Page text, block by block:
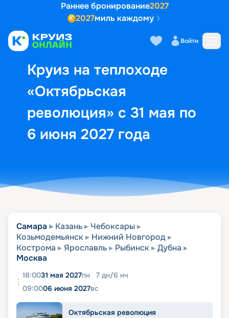
Раннее бронирование2027
2027миль каждому
Войти
Круиз на теплоходе
«Октябрьская
революция» с 31 мая по
6 июня 2027 года
Выбор кают Маршрут и
Самара Казань
Чебоксары
Козьмодемьянск
Нижний Новгород
Кострома
Ярославль Рыбинск
Дубна
Москва
18:0031 мая 2027пн 7 дн/6 нч
09:0006 июня 2027вс
Октябрьская революция